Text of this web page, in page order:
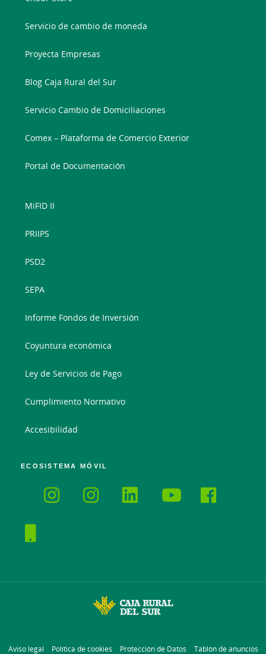
Servicio de cambio de moneda
Proyecta Empresas
Blog Caja Rural del Sur
Servicio Cambio de Domiciliaciones
Comex – Plataforma de Comercio Exterior
Portal de Documentación
MiFID II
PRIIPS
PSD2
SEPA
Informe Fondos de Inversión
Coyuntura económica
Ley de Servicios de Pago
Cumplimiento Normativo
Accesibilidad
ECOSISTEMA MÓVIL
Aviso legal Política de cookies Protección de Datos Tablón de anuncios